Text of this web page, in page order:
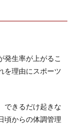
発生率が上がるこ
を理由にスポーツ
できるだけ起きな
頃からの体調管理